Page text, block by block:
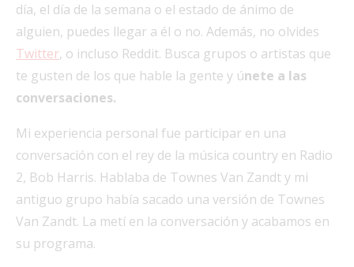
día, el día de la semana o el estado de ánimo de
alguien, puedes llegar a él o no. Además, no olvides
Twitter, o incluso Reddit. Busca grupos o artistas que
te gusten de los que hable la gente y únete a las
conversaciones.
Mi experiencia personal fue participar en una
conversación con el rey de la música country en Radio
2, Bob Harris. Hablaba de Townes Van Zandt y mi
antiguo grupo había sacado una versión de Townes
Van Zandt. La metí en la conversación y acabamos en
su programa.